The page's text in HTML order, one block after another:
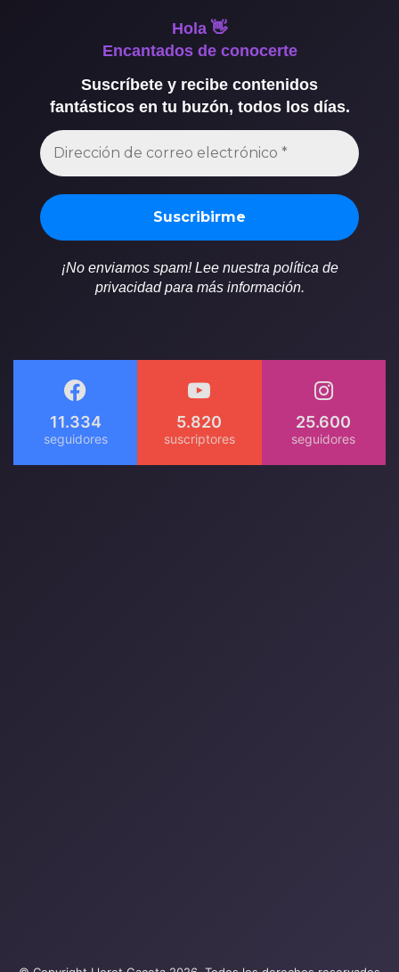
Hola 👋
Encantados de conocerte
Suscríbete y recibe contenidos
fantásticos en tu buzón, todos los días.
¡No enviamos spam! Lee nuestra política de
privacidad para más información.
11.334 5.820 25.600